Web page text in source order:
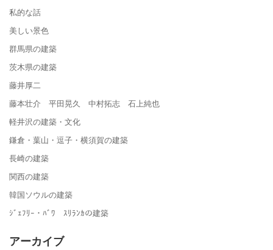
私的な話
美しい景色
群馬県の建築
茨木県の建築
藤井厚二
藤本壮介 平田晃久 中村拓志 石上純也
軽井沢の建築・文化
鎌倉・葉山・逗子・横須賀の建築
長崎の建築
関西の建築
韓国ソウルの建築
ｼﾞｪﾌﾘｰ・ﾊﾞﾜ ｽﾘﾗﾝｶの建築
アーカイブ